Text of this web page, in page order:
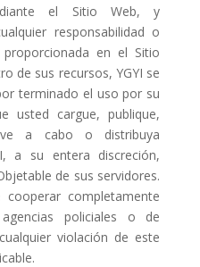
el Sitio Web, y
responsabilidad o
en el Sitio
de sus recursos, YGYI se
terminado el uso por su
usted cargue, publique,
a cabo o distribuya
a su entera discreción,
de sus servidores.
completamente
policiales o de
violación de este